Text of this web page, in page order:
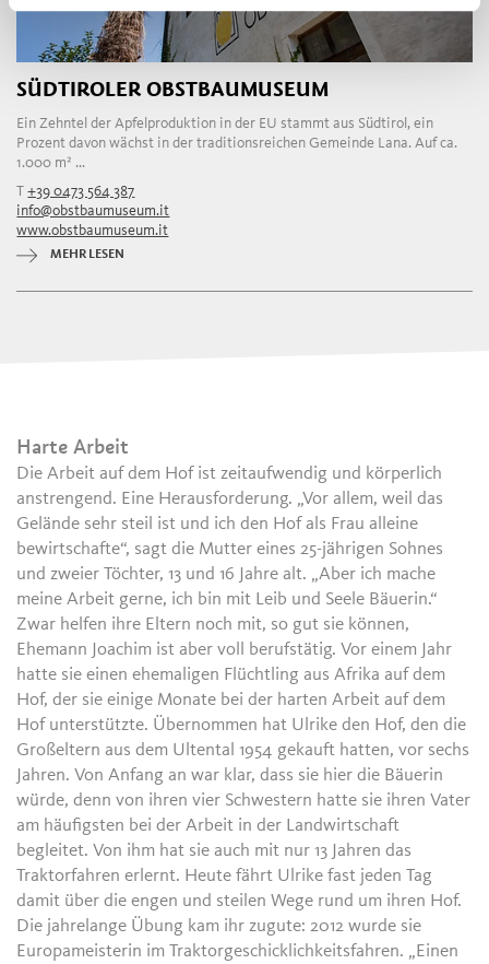
SÜDTIROLER OBSTBAUMUSEUM
Ein Zehntel der Apfelproduktion in der EU stammt aus Südtirol, ein
Prozent davon wächst in der traditionsreichen Gemeinde Lana. Auf ca.
1.000 m² ...
T+39 0473 564 387
info@obstbaumuseum.it
www.obstbaumuseum.it
MEHR LESEN
Harte Arbeit
Die Arbeit auf dem Hof ist zeitaufwendig und körperlich
anstrengend. Eine Herausforderung. „Vor allem, weil das
Gelände sehr steil ist und ich den Hof als Frau alleine
bewirtschafte“, sagt die Mutter eines 25-jährigen Sohnes
und zweier Töchter, 13 und 16 Jahre alt. „Aber ich mache
meine Arbeit gerne, ich bin mit Leib und Seele Bäuerin.“
Zwar helfen ihre Eltern noch mit, so gut sie können,
Ehemann Joachim ist aber voll berufstätig. Vor einem Jahr
hatte sie einen ehemaligen Flüchtling aus Afrika auf dem
Hof, der sie einige Monate bei der harten Arbeit auf dem
Hof unterstützte. Übernommen hat Ulrike den Hof, den die
Großeltern aus dem Ultental 1954 gekauft hatten, vor sechs
Jahren. Von Anfang an war klar, dass sie hier die Bäuerin
würde, denn von ihren vier Schwestern hatte sie ihren Vater
am häufigsten bei der Arbeit in der Landwirtschaft
begleitet. Von ihm hat sie auch mit nur 13 Jahren das
Traktorfahren erlernt. Heute fährt Ulrike fast jeden Tag
damit über die engen und steilen Wege rund um ihren Hof.
Die jahrelange Übung kam ihr zugute: 2012 wurde sie
Europameisterin im Traktorgeschicklichkeitsfahren. „Einen